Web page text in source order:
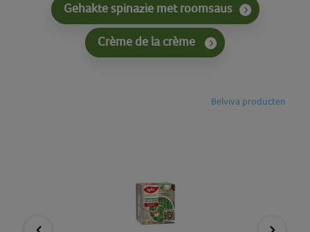
Gehakte spinazie met roomsaus
Crème de la crème
Belviva producten